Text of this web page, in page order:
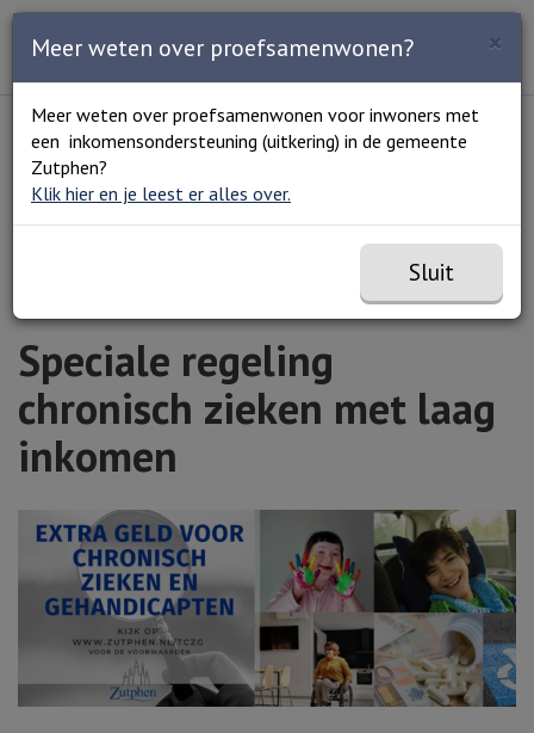
Open en sluit het
Menu
Lees voor
Uitleg woorden
Simpele tekst
Home
Speciale regeling chronisch zieken met laag
inkomen
Speciale regeling
chronisch zieken met laag
inkomen
×
Meer weten over proefsamenwonen?
Meer weten over proefsamenwonen voor inwoners met
een inkomensondersteuning (uitkering) in de gemeente
Zutphen?
Klik hier en je leest er alles over.
Sluit